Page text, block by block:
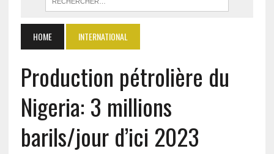
HOME INTERNATIONAL
Production pétrolière du
Nigeria: 3 millions
barils/jour d’ici 2023